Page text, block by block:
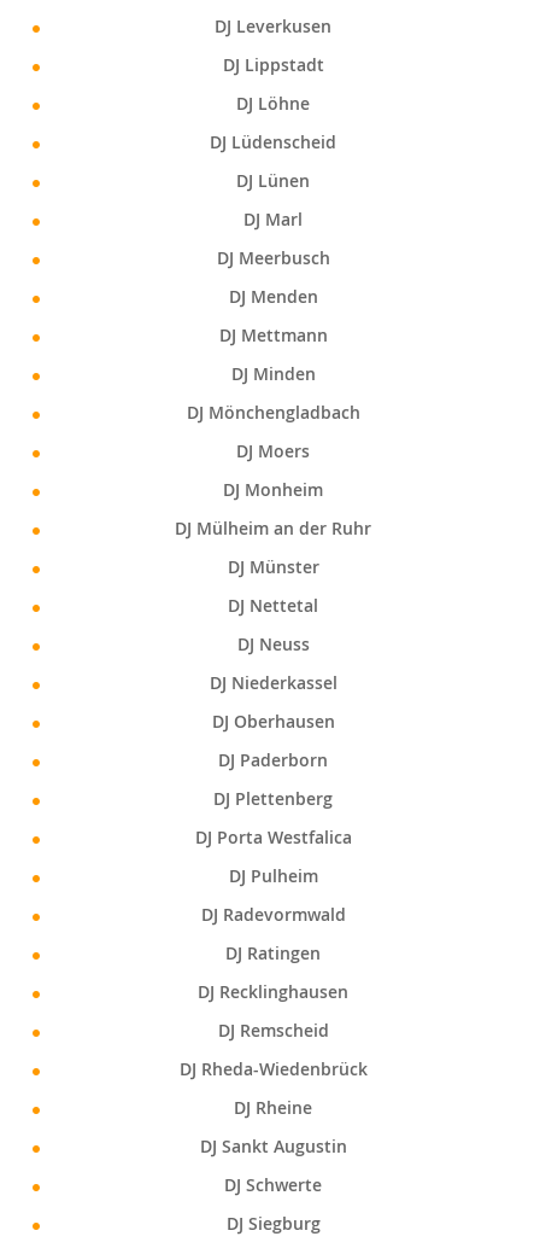
DJ Leverkusen
DJ Lippstadt
DJ Löhne
DJ Lüdenscheid
DJ Lünen
DJ Marl
DJ Meerbusch
DJ Menden
DJ Mettmann
DJ Minden
DJ Mönchengladbach
DJ Moers
DJ Monheim
DJ Mülheim an der Ruhr
DJ Münster
DJ Nettetal
DJ Neuss
DJ Niederkassel
DJ Oberhausen
DJ Paderborn
DJ Plettenberg
DJ Porta Westfalica
DJ Pulheim
DJ Radevormwald
DJ Ratingen
DJ Recklinghausen
DJ Remscheid
DJ Rheda-Wiedenbrück
DJ Rheine
DJ Sankt Augustin
DJ Schwerte
DJ Siegburg